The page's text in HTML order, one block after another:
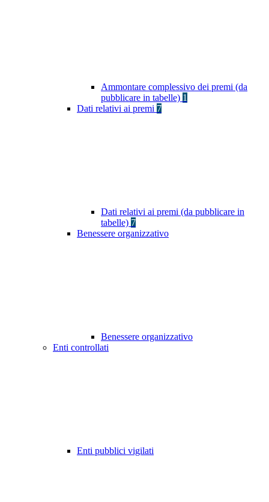
Ammontare complessivo dei premi (da
pubblicare in tabelle) 1
Dati relativi ai premi 7
Dati relativi ai premi (da pubblicare in
tabelle) 7
Benessere organizzativo
Benessere organizzativo
Enti controllati
Enti pubblici vigilati